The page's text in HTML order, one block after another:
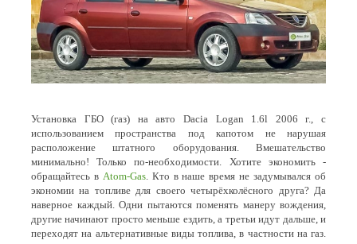
Установка ГБО (газ) на авто Dacia Logan 1.6l 2006 г., с
использованием пространства под капотом не нарушая
расположение штатного оборудования. Вмешательство
минимально! Только по-необходимости. Хотите экономить -
обращайтесь в Atom-Gas. Кто в наше время не задумывался об
экономии на топливе для своего четырёхколёсного друга? Да
наверное каждый. Одни пытаются поменять манеру вождения,
другие начинают просто меньше ездить, а третьи идут дальше, и
переходят на альтернативные виды топлива, в частности на газ.